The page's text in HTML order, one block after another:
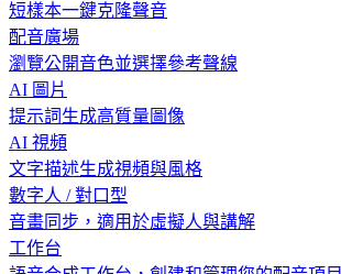
短樣本一鍵克隆聲音
配音廣場
瀏覽公開音色並選擇參考聲線
AI 圖片
提示詞生成高質量圖像
AI 視頻
文字描述生成視頻與風格
數字人 / 對口型
音畫同步，適用於虛擬人與講解
工作台